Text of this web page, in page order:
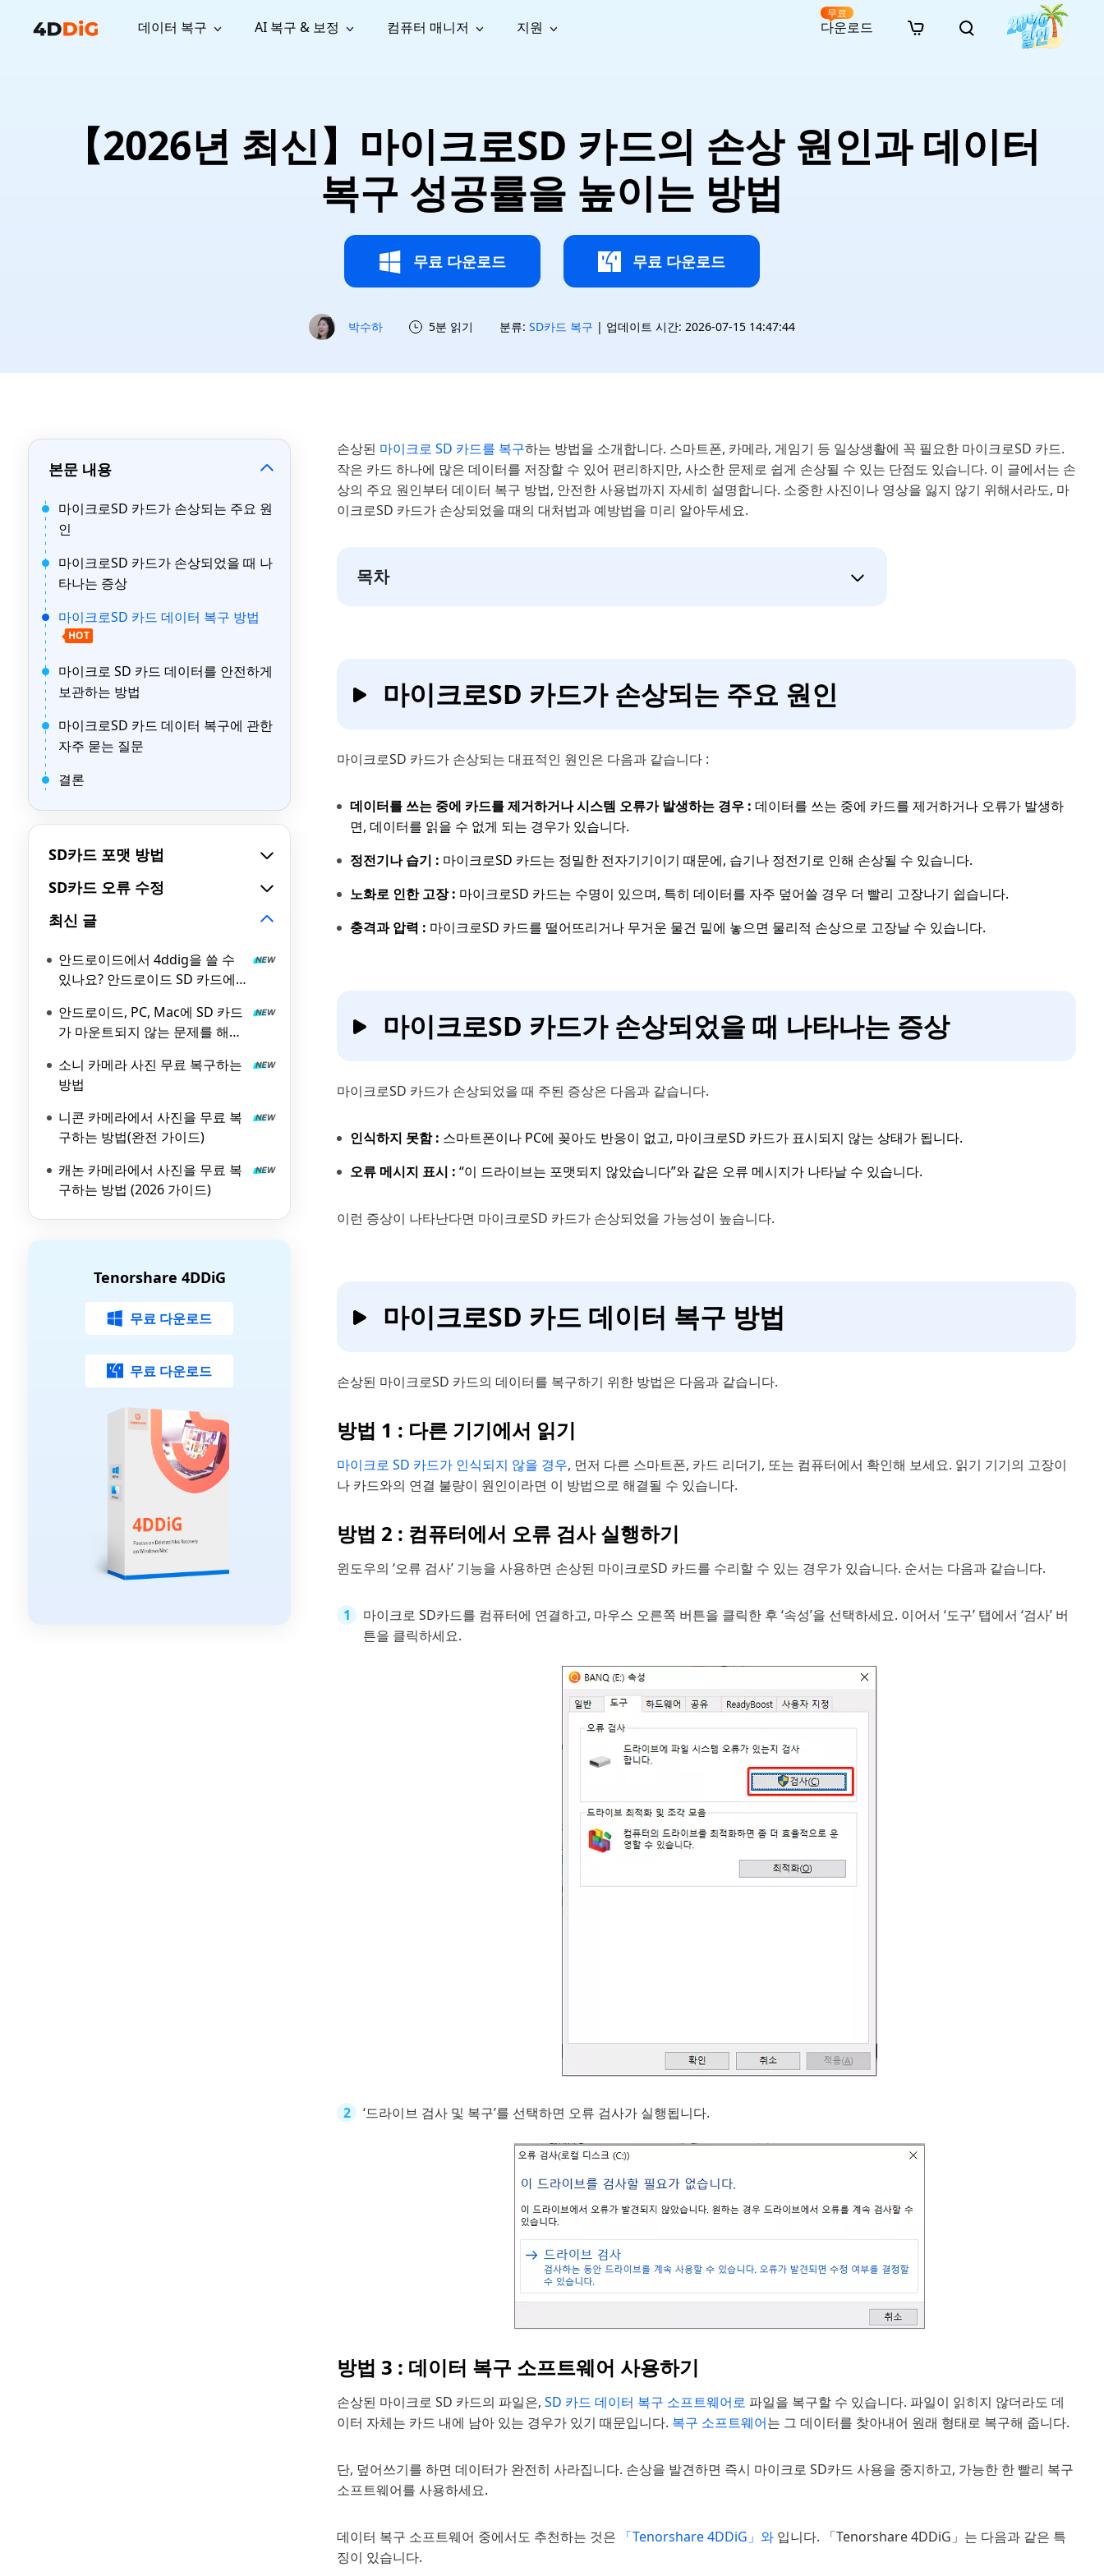
데이터 복구
프로 무료
WhatsApp 데이터 복구
WhatsApp 메시지 복구
LINE 데이터 복구
백업 없이 LINE 채팅 복구
· USB 복구
· 파티션 복구
· 한글 파일 복구
· 오피스 파일 복구
· 사진 복구
· 동영상 복구
AI 복구 & 보정
복구
구
구
오디오
복구
질 높이
기
AI
사진 화
질 높이
기
AI
온라인 사진 복구
온라인 문서 복구
온라인 오디오 복구
· 시네마틱 AI 이미지 프롬프트
· 애니메이션 실사 변환 프롬프트
컴퓨터 매니저
Windows용 간편 디스크 관리
중복 파일 검색 및 삭제
Tenorshare Cleamio 브랜드 리뉴얼
Mac 최적화 및 정밀 클린
Windows DLL 오류 수정
Email Repair
손상된 PST/OST 파일 복구
· 하드 디스크 복사
· 중복 파일 찾기 (Mac)
· C 드라이브 확장
· 디스크 공간 확보 (Win)
· MBR GPT 변환
· Mac 저장 공간 최적화
지원
가이드, 라이선스, 문의
구독 업데이트
사용자 가이드 센터
사용 방법 가이드
모든 팁 & 해결 방법
다운로드
무료
【2026년 최신】마이크로SD 카드의 손상 원인과 데이터
복구 성공률을 높이는 방법
무료 다운로드 무료 다운로드
박수하 5분 읽기 분류: SD카드 복구 | 업데이트 시간: 2026-07-15 14:47:44
본문 내용
마이크로SD 카드가 손상되는 주요 원
인
마이크로SD 카드가 손상되었을 때 나
타나는 증상
마이크로SD 카드 데이터 복구 방법
HOT
마이크로 SD 카드 데이터를 안전하게
보관하는 방법
마이크로SD 카드 데이터 복구에 관한
자주 묻는 질문
결론
SD카드 포맷 방법
SD카드 오류 수정
최신 글
안드로이드에서 4ddig을 쓸 수
있나요? 안드로이드 SD 카드에
안드로이드, PC, Mac에 SD 카드
가 마운트되지 않는 문제를 해결
소니 카메라 사진 무료 복구하는
방법
니콘 카메라에서 사진을 무료 복
구하는 방법(완전 가이드)
캐논 카메라에서 사진을 무료 복
구하는 방법 (2026 가이드)
Tenorshare 4DDiG
무료 다운로드
무료 다운로드
손상된 마이크로 SD 카드를 복구하는 방법을 소개합니다. 스마트폰, 카메라, 게임기 등 일상생활에 꼭 필요한 마이크로SD 카드.
작은 카드 하나에 많은 데이터를 저장할 수 있어 편리하지만, 사소한 문제로 쉽게 손상될 수 있는 단점도 있습니다. 이 글에서는 손
상의 주요 원인부터 데이터 복구 방법, 안전한 사용법까지 자세히 설명합니다. 소중한 사진이나 영상을 잃지 않기 위해서라도, 마
이크로SD 카드가 손상되었을 때의 대처법과 예방법을 미리 알아두세요.
목차
마이크로SD 카드가 손상되는 주요 원인
마이크로SD 카드가 손상되는 대표적인 원인은 다음과 같습니다 :
데이터를 쓰는 중에 카드를 제거하거나 시스템 오류가 발생하는 경우 : 데이터를 쓰는 중에 카드를 제거하거나 오류가 발생하
면, 데이터를 읽을 수 없게 되는 경우가 있습니다.
정전기나 습기 : 마이크로SD 카드는 정밀한 전자기기이기 때문에, 습기나 정전기로 인해 손상될 수 있습니다.
노화로 인한 고장 : 마이크로SD 카드는 수명이 있으며, 특히 데이터를 자주 덮어쓸 경우 더 빨리 고장나기 쉽습니다.
충격과 압력 : 마이크로SD 카드를 떨어뜨리거나 무거운 물건 밑에 놓으면 물리적 손상으로 고장날 수 있습니다.
마이크로SD 카드가 손상되었을 때 나타나는 증상
마이크로SD 카드가 손상되었을 때 주된 증상은 다음과 같습니다.
인식하지 못함 : 스마트폰이나 PC에 꽂아도 반응이 없고, 마이크로SD 카드가 표시되지 않는 상태가 됩니다.
오류 메시지 표시 : “이 드라이브는 포맷되지 않았습니다”와 같은 오류 메시지가 나타날 수 있습니다.
이런 증상이 나타난다면 마이크로SD 카드가 손상되었을 가능성이 높습니다.
마이크로SD 카드 데이터 복구 방법
손상된 마이크로SD 카드의 데이터를 복구하기 위한 방법은 다음과 같습니다.
방법 1 : 다른 기기에서 읽기
마이크로 SD 카드가 인식되지 않을 경우, 먼저 다른 스마트폰, 카드 리더기, 또는 컴퓨터에서 확인해 보세요. 읽기 기기의 고장이
나 카드와의 연결 불량이 원인이라면 이 방법으로 해결될 수 있습니다.
방법 2 : 컴퓨터에서 오류 검사 실행하기
윈도우의 ‘오류 검사’ 기능을 사용하면 손상된 마이크로SD 카드를 수리할 수 있는 경우가 있습니다. 순서는 다음과 같습니다.
마이크로 SD카드를 컴퓨터에 연결하고, 마우스 오른쪽 버튼을 클릭한 후 ‘속성’을 선택하세요. 이어서 ‘도구’ 탭에서 ‘검사’ 버
튼을 클릭하세요.
‘드라이브 검사 및 복구’를 선택하면 오류 검사가 실행됩니다.
방법 3 : 데이터 복구 소프트웨어 사용하기
손상된 마이크로 SD 카드의 파일은, SD 카드 데이터 복구 소프트웨어로 파일을 복구할 수 있습니다. 파일이 읽히지 않더라도 데
이터 자체는 카드 내에 남아 있는 경우가 있기 때문입니다. 복구 소프트웨어는 그 데이터를 찾아내어 원래 형태로 복구해 줍니다.
단, 덮어쓰기를 하면 데이터가 완전히 사라집니다. 손상을 발견하면 즉시 마이크로 SD카드 사용을 중지하고, 가능한 한 빨리 복구
소프트웨어를 사용하세요.
데이터 복구 소프트웨어 중에서도 추천하는 것은 「Tenorshare 4DDiG」와 입니다. 「Tenorshare 4DDiG」는 다음과 같은 특
징이 있습니다.